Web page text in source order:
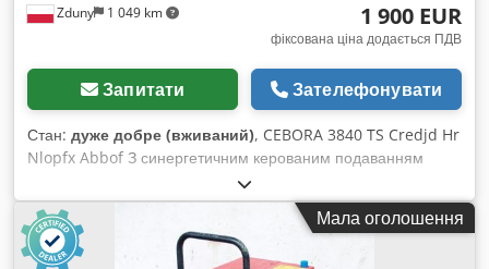
Zduny 1 049 km 1 900 EUR
фіксована ціна додається ПДВ
Запитати Зателефонувати
Стан: дуже добре (вживаний), CEBORA 3840 TS Credjd Hr
Nlopfx Abbof З синергетичним керованим подаванням
дроту, Максимальний зварювальний струм 380А,
Охолодження, 4-роликовий подавач, 2-тактний, 4-тактний,
Повна комплектація проводки. Обладнання повністю
справне.
Мала оголошення